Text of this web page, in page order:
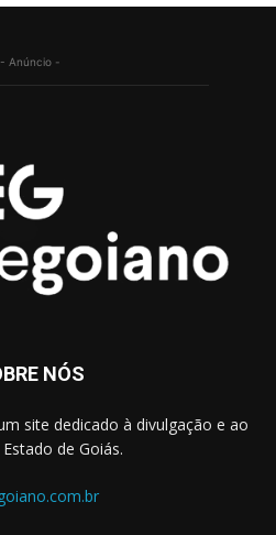
- Anúncio -
NÓS
site dedicado à divulgação e ao
de Goiás.